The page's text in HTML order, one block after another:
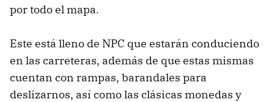
por todo el mapa.
Este está lleno de NPC que estarán conduciendo
en las carreteras, además de que estas mismas
cuentan con rampas, barandales para
deslizarnos, así como las clásicas monedas y